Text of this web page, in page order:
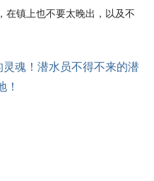
在镇上也不要太晚出，以及不